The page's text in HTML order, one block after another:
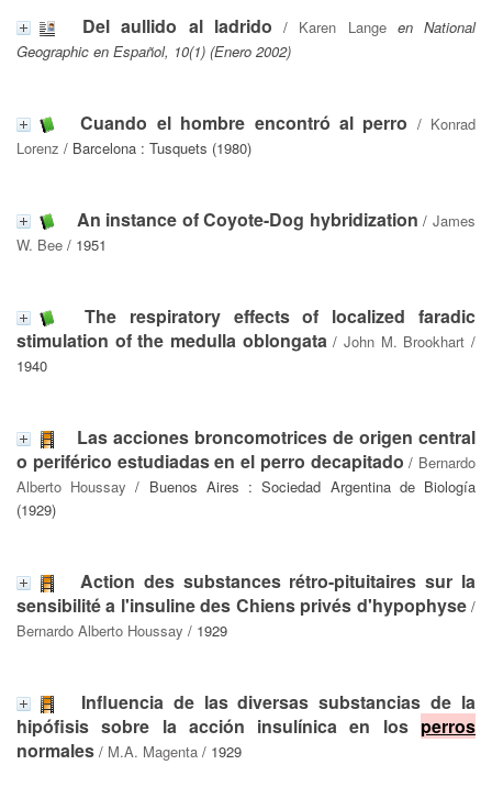
Del aullido al ladrido / Karen Lange en National
Geographic en Español, 10(1) (Enero 2002)
Cuando el hombre encontró al perro / Konrad
Lorenz / Barcelona : Tusquets (1980)
An instance of Coyote-Dog hybridization /James
W. Bee / 1951
The respiratory effects of localized faradic
stimulation of the medulla oblongata/John M. Brookhart /
1940
Las acciones broncomotrices de origen central
o periférico estudiadas en el perro decapitado / Bernardo
Alberto Houssay / Buenos Aires : Sociedad Argentina de Biología
(1929)
Action des substances rétro-pituitaires sur la
sensibilité a l'insuline des Chiens privés d'hypophyse/
Bernardo Alberto Houssay / 1929
Influencia de las diversas substancias de la
hipófisis sobre la acción insulínica en los perros
normales / M.A. Magenta / 1929